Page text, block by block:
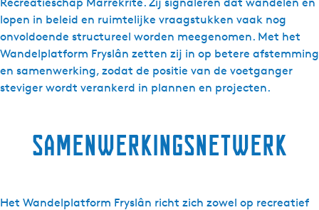
lopen in beleid en ruimtelijke vraagstukken vaak nog
onvoldoende structureel worden meegenomen. Met het
Wandelplatform Fryslân zetten zij in op betere afstemming
en samenwerking, zodat de positie van de voetganger
steviger wordt verankerd in plannen en projecten.
samenwerkingsnetwerk
Het Wandelplatform Fryslân richt zich zowel op recreatief